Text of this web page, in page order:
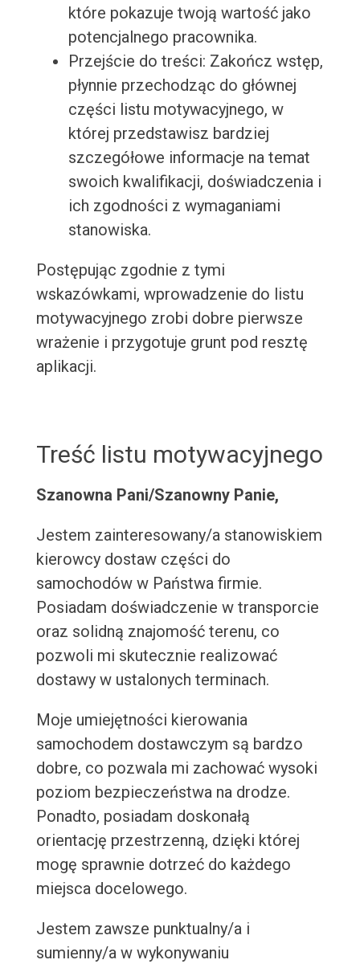
które pokazuje twoją wartość jako
potencjalnego pracownika.
Przejście do treści: Zakończ wstęp,
płynnie przechodząc do głównej
części listu motywacyjnego, w
której przedstawisz bardziej
szczegółowe informacje na temat
swoich kwalifikacji, doświadczenia i
ich zgodności z wymaganiami
stanowiska.
Postępując zgodnie z tymi
wskazówkami, wprowadzenie do listu
motywacyjnego zrobi dobre pierwsze
wrażenie i przygotuje grunt pod resztę
aplikacji.
Treść listu motywacyjnego
Szanowna Pani/Szanowny Panie,
Jestem zainteresowany/a stanowiskiem
kierowcy dostaw części do
samochodów w Państwa firmie.
Posiadam doświadczenie w transporcie
oraz solidną znajomość terenu, co
pozwoli mi skutecznie realizować
dostawy w ustalonych terminach.
Moje umiejętności kierowania
samochodem dostawczym są bardzo
dobre, co pozwala mi zachować wysoki
poziom bezpieczeństwa na drodze.
Ponadto, posiadam doskonałą
orientację przestrzenną, dzięki której
mogę sprawnie dotrzeć do każdego
miejsca docelowego.
Jestem zawsze punktualny/a i
sumienny/a w wykonywaniu